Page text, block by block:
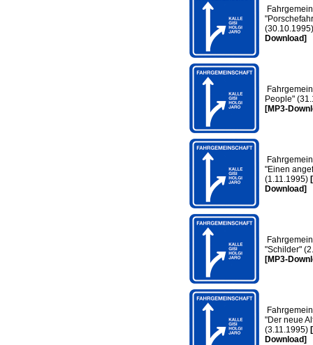
Download]
People"
[MP3-
"Einen
(1.11.1995)
Download]
"Schilder"
[MP3-
"Der neue
(3.11.1995)
Download]